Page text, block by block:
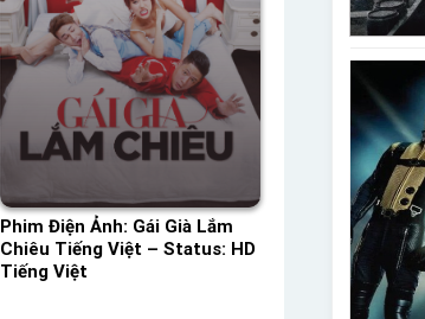
Phim Điện Ảnh: Gái Già Lắm
Chiêu Tiếng Việt – Status: HD
Tiếng Việt